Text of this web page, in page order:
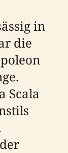
in
die
Scala